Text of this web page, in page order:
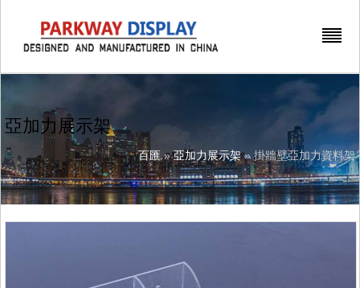
亞加力展示架
百匯»亞加力展示架» 掛牆壁亞加力資料架